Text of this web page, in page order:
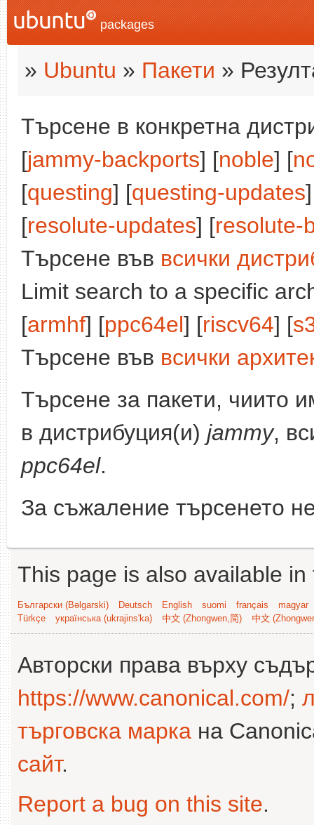
packages
» Ubuntu » Пакети »
Търсене в конкретна
[jammy-backports] [noble] [
[questing] [questing-updates
[resolute-updates] [resolute-
Търсене във всички
Limit search to a specific
[armhf] [ppc64el] [riscv64] [
Търсене във всички
Търсене за пакети, чиито
в дистрибуция(и) jammy,
ppc64el.
За съжаление търсенето
This page is also available
Български (Bəlgarski) Deutsch English suomi français
magyar
Türkçe
українська (ukrajins'ka) 中文 (Zhongwen,简) 中文
Авторски права върху
https://www.canonical.com/;
търговска марка на
сайт.
Report a bug on this site.